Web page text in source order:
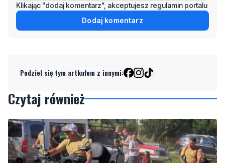
Klikając "dodaj komentarz", akceptujesz regulamin portalu
Dodaj komentarz
Podziel się tym artkułem z innymi:
Czytaj również